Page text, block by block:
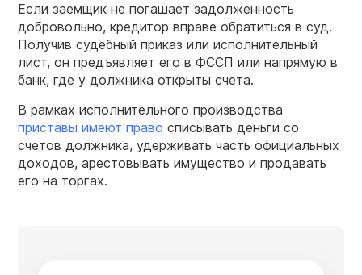
Если заемщик не погашает задолженность
добровольно, кредитор вправе обратиться в суд.
Получив судебный приказ или исполнительный
лист, он предъявляет его в ФССП или напрямую в
банк, где у должника открыты счета.
В рамках исполнительного производства
приставы имеют право списывать деньги со
счетов должника, удерживать часть официальных
доходов, арестовывать имущество и продавать
его на торгах.